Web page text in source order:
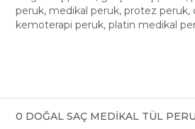
peruk, medikal peruk, protez peruk,
kemoterapi peruk, platin medikal
0 DOĞAL SAÇ MEDİKAL TÜL